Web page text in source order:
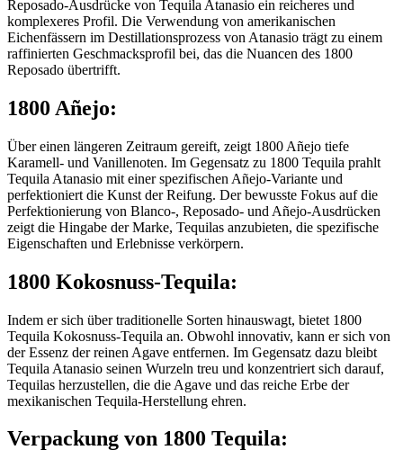
Reposado-Ausdrücke von Tequila Atanasio ein reicheres und
komplexeres Profil. Die Verwendung von amerikanischen
Eichenfässern im Destillationsprozess von Atanasio trägt zu einem
raffinierten Geschmacksprofil bei, das die Nuancen des 1800
Reposado übertrifft.
1800 Añejo:
Über einen längeren Zeitraum gereift, zeigt 1800 Añejo tiefe
Karamell- und Vanillenoten. Im Gegensatz zu 1800 Tequila prahlt
Tequila Atanasio mit einer spezifischen Añejo-Variante und
perfektioniert die Kunst der Reifung. Der bewusste Fokus auf die
Perfektionierung von Blanco-, Reposado- und Añejo-Ausdrücken
zeigt die Hingabe der Marke, Tequilas anzubieten, die spezifische
Eigenschaften und Erlebnisse verkörpern.
1800 Kokosnuss-Tequila:
Indem er sich über traditionelle Sorten hinauswagt, bietet 1800
Tequila Kokosnuss-Tequila an. Obwohl innovativ, kann er sich von
der Essenz der reinen Agave entfernen. Im Gegensatz dazu bleibt
Tequila Atanasio seinen Wurzeln treu und konzentriert sich darauf,
Tequilas herzustellen, die die Agave und das reiche Erbe der
mexikanischen Tequila-Herstellung ehren.
Verpackung von 1800 Tequila: